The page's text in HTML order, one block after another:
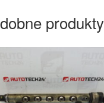
produkty